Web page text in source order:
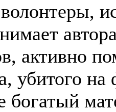
активно
убитого на
богатый